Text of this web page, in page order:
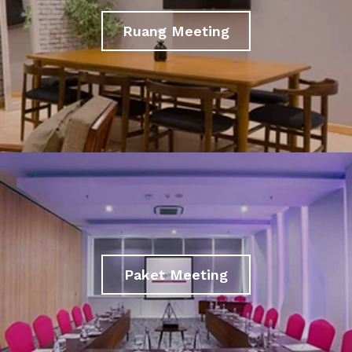
Ruang Meeting
Paket Meeting